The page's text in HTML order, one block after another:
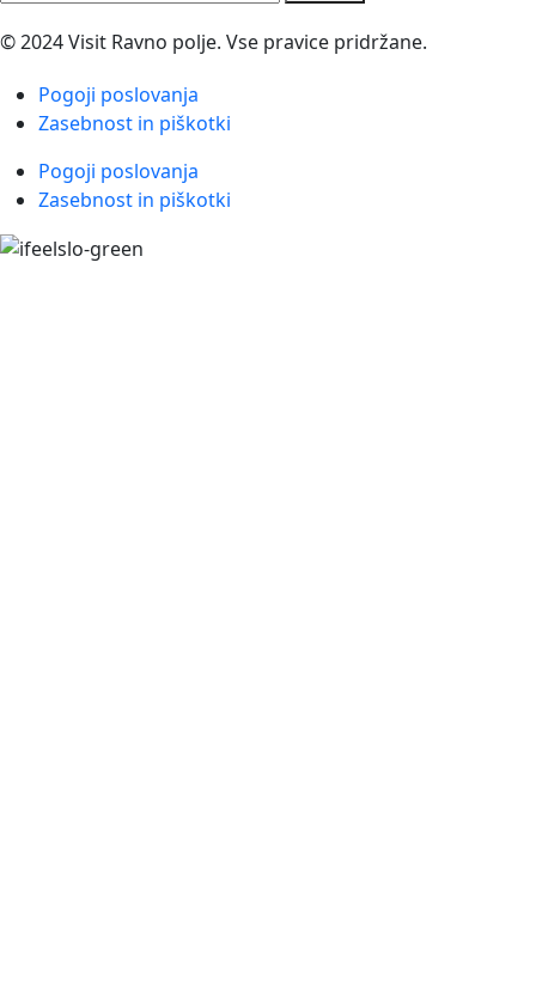
© 2024 Visit Ravno polje. Vse pravice pridržane.
Pogoji poslovanja
Zasebnost in piškotki
Pogoji poslovanja
Zasebnost in piškotki